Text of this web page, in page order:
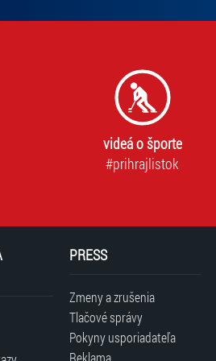
videá o športe
#prihrajlistok
PRESS
Zmeny a zrušenia
Tlačové správy
Pokyny usporiadateľa
Reklama